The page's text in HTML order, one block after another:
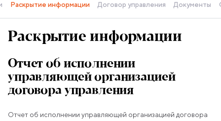
Раскрытие информации Договор управления Документы
Раскрытие информации
Отчет об исполнении
управляющей организацией
договора управления
Отчет об исполнении управляющей организацией договора